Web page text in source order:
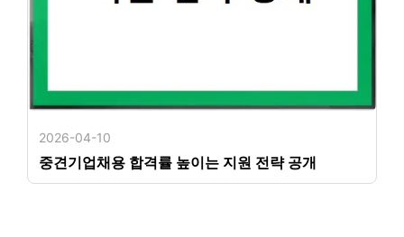
2026-04-10
중견기업채용 합격률 높이는 지원 전략 공개